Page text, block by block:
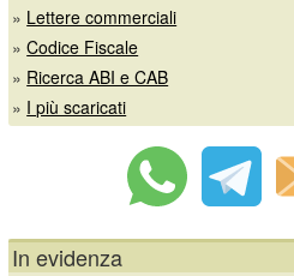
» Lettere commerciali
»Codice Fiscale
» Ricerca ABI e CAB
» I più scaricati
In evidenza